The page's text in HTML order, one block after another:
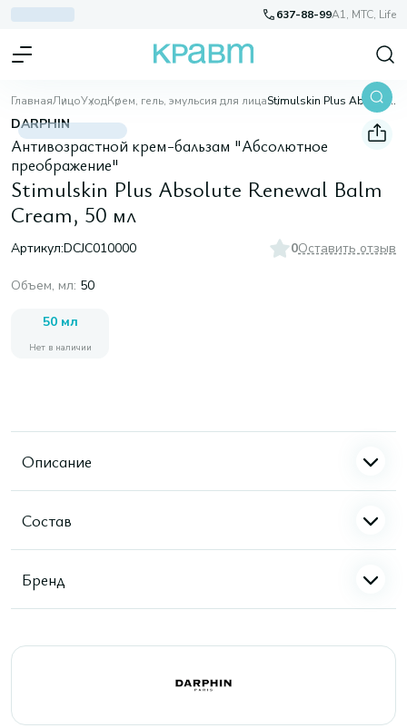
637-88-99A1, МТС, Life
ГлавнаяЛицоУходКрем, гель, эмульсия для лица Stimulskin Plus Absolute Renewal Balm Cream, 50 мл
DARPHIN
Антивозрастной крем-бальзам "Абсолютное
преображение"
Stimulskin Plus Absolute Renewal Balm
Cream, 50 мл
Артикул:DCJC010000 0Оставить отзыв
Объем, мл: 50
50 мл
Нет в наличии
Описание
Состав
Бренд